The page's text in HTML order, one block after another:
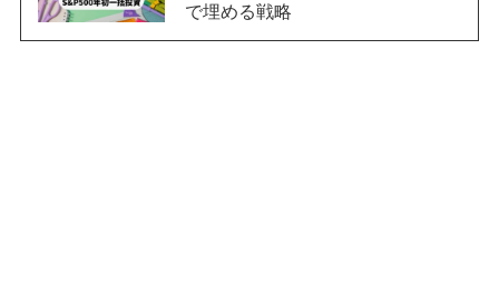
で埋める戦略